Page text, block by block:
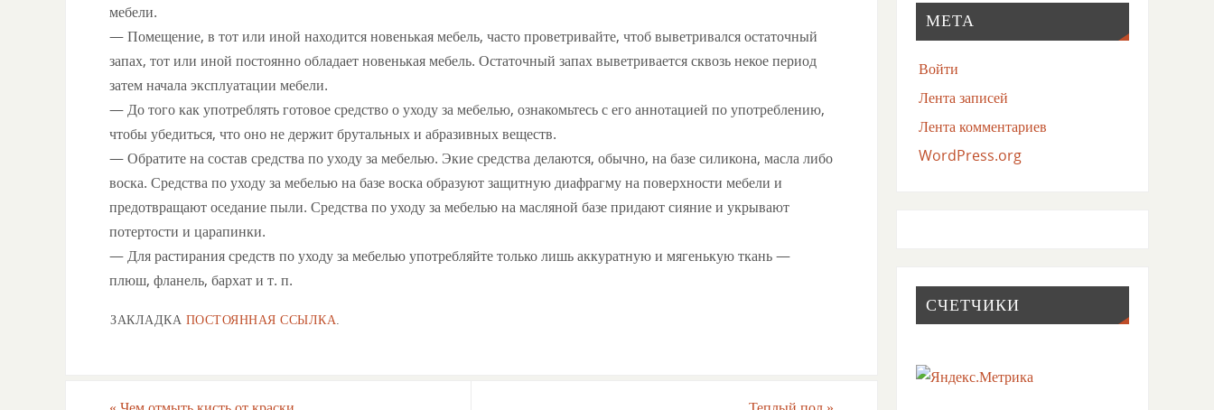
мебели.
— Помещение, в тот или иной находится новенькая мебель, часто проветривайте, чтоб выветривался остаточный
запах, тот или иной постоянно обладает новенькая мебель. Остаточный запах выветривается сквозь некое период
затем начала эксплуатации мебели.
— До того как употреблять готовое средство о уходу за мебелью, ознакомьтесь с его аннотацией по употреблению,
чтобы убедиться, что оно не держит брутальных и абразивных веществ.
— Обратите на состав средства по уходу за мебелью. Экие средства делаются, обычно, на базе силикона, масла либо
воска. Средства по уходу за мебелью на базе воска образуют защитную диафрагму на поверхности мебели и
предотвращают оседание пыли. Средства по уходу за мебелью на масляной базе придают сияние и укрывают
потертости и царапинки.
— Для растирания средств по уходу за мебелью употребляйте только лишь аккуратную и мягенькую ткань —
плюш, фланель, бархат и т. п.
ЗАКЛАДКА ПОСТОЯННАЯ ССЫЛКА
МЕТА
Войти
Лента записей
Лента комментариев
WordPress.org
СЧЕТЧИКИ